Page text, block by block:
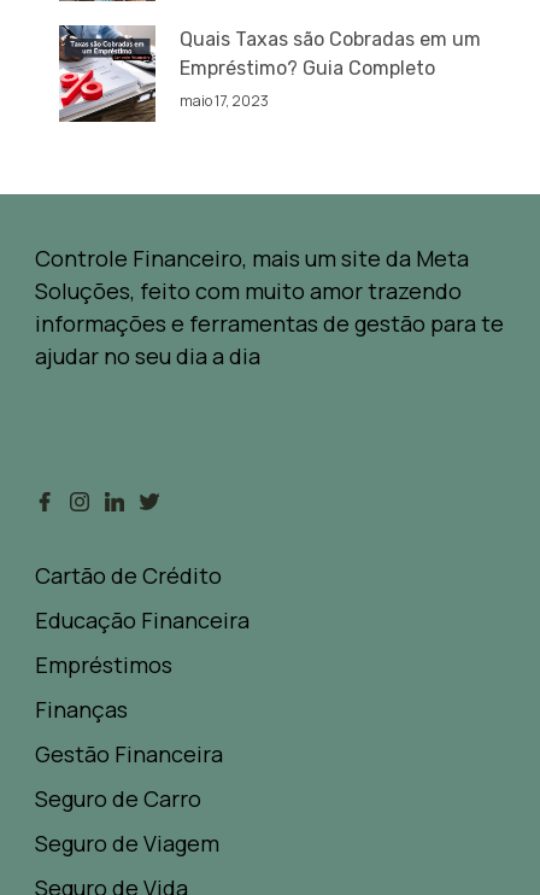
Quais Taxas são Cobradas em um
Empréstimo? Guia Completo
maio 17, 2023
Controle Financeiro, mais um site da Meta
Soluções, feito com muito amor trazendo
informações e ferramentas de gestão para te
ajudar no seu dia a dia
Cartão de Crédito
Educação Financeira
Empréstimos
Finanças
Gestão Financeira
Seguro de Carro
Seguro de Viagem
Seguro de Vida